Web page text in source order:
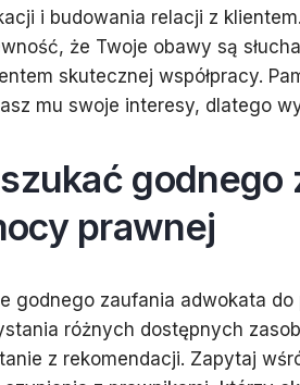
i budowania relacji z
że Twoje obawy są
skutecznej współpracy.
mu swoje interesy, dlatego
godnego
prawnej
godnego zaufania adwokata
różnych dostępnych
z rekomendacji. Zapytaj